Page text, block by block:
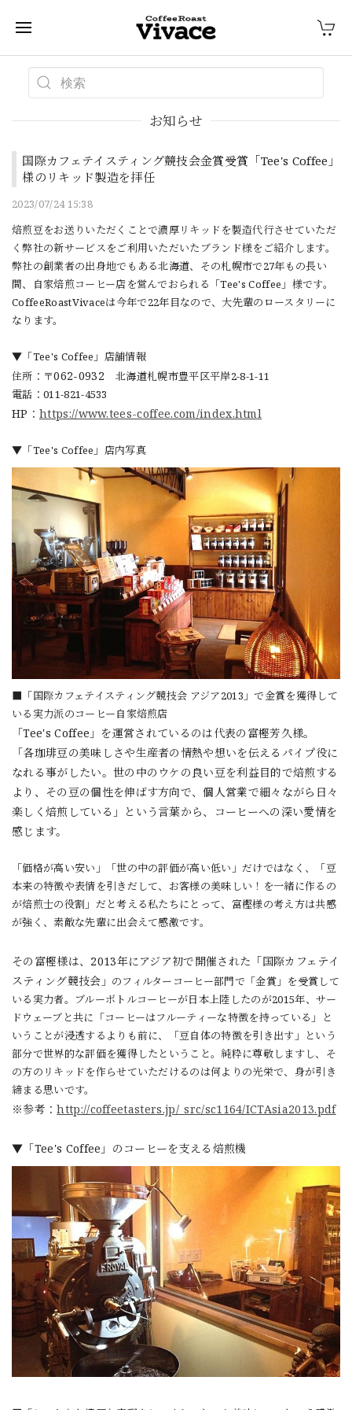
お知らせ
国際カフェテイスティング競技会金賞受賞「Tee's Coffee」
様のリキッド製造を拝任
2023/07/24 15:38
焙煎豆をお送りいただくことで濃厚リキッドを製造代行させていただ
く弊社の新サービスをご利用いただいたブランド様をご紹介します。
弊社の創業者の出身地でもある北海道、その札幌市で27年もの長い
間、自家焙煎コーヒー店を営んでおられる「Tee's Coffee」様です。
CoffeeRoastVivaceは今年で22年目なので、大先輩のロースタリーに
なります。
▼「Tee's Coffee」店舗情報
住所：〒062-0932北海道札幌市豊平区平岸2-8-1-11
電話：011-821-4533
HP： https://www.tees-coffee.com/index.html
▼「Tee's Coffee」店内写真
■「国際カフェテイスティング競技会 アジア2013」で金賞を獲得して
いる実力派のコーヒー自家焙煎店
「Tee's Coffee」を運営されているのは代表の富樫芳久様。
「各珈琲豆の美味しさや生産者の情熱や想いを伝えるパイプ役に
なれる事がしたい。世の中のウケの良い豆を利益目的で焙煎する
より、その豆の個性を伸ばす方向で、個人営業で細々ながら日々
楽しく焙煎している」という言葉から、コーヒーへの深い愛情を
感じます。
「価格が高い安い」「世の中の評価が高い低い」だけではなく、「豆
本来の特徴や表情を引きだして、お客様の美味しい！を一緒に作るの
が焙煎士の役割」だと考える私たちにとって、富樫様の考え方は共感
が強く、素敵な先輩に出会えて感激です。
その富樫様は、2013年にアジア初で開催された「国際カフェテイ
スティング競技会 」のフィルターコーヒー部門で「金賞」を受賞して
いる実力者。ブルーボトルコーヒーが日本上陸したのが2015年、サー
ドウェーブと共に「コーヒーはフルーティーな特徴を持っている」と
いうことが浸透するよりも前に、「豆自体の特徴を引き出す」という
部分で世界的な評価を獲得したということ。純粋に尊敬しますし、そ
の方のリキッドを作らせていただけるのは何よりの光栄で、身が引き
締まる思いです。
※参考：http://coffeetasters.jp/_src/sc1164/ICTAsia2013.pdf
▼「Tee's Coffee」のコーヒーを支える焙煎機